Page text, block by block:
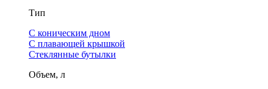
Тип
С коническим дном
С плавающей крышкой
Стеклянные бутылки
Объем, л